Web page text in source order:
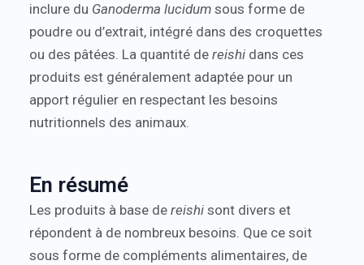
inclure du Ganoderma lucidum sous forme de
poudre ou d’extrait, intégré dans des croquettes
ou des pâtées. La quantité dereishi dans ces
produits est généralement adaptée pour un
apport régulier en respectant les besoins
nutritionnels des animaux.
En résumé
Les produits à base dereishi sont divers et
répondent à de nombreux besoins. Que ce soit
sous forme de compléments alimentaires, de